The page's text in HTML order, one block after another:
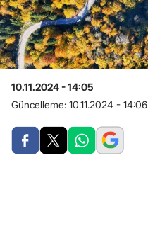
10.11.2024 - 14:05
Güncelleme: 10.11.2024 - 14:06